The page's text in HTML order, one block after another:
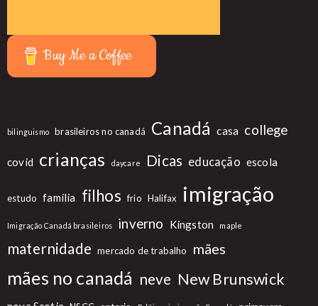
Buy Me a Coffee
bilinguismo brasileiros no canadá Canadá casa college
covid crianças daycare Dicas educação escola
estudo família filhos frio Halifax imigração
Imigração Canadá brasileiros inverno Kingston maple
maternidade mercado de trabalho mães
mães no canadá neve New Brunswick